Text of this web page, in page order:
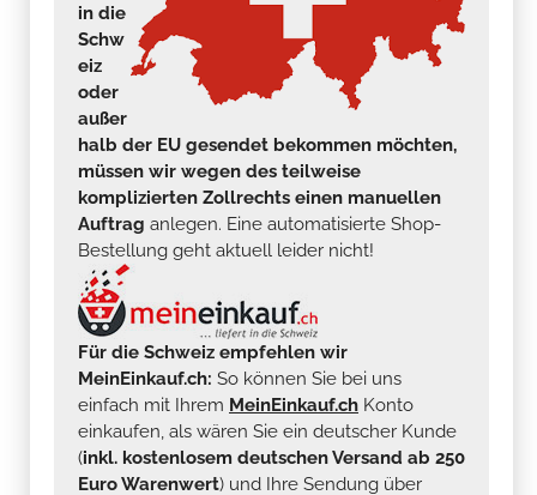
in die
Schw
eiz
oder
außer
halb der EU gesendet bekommen möchten,
müssen wir wegen des teilweise
komplizierten Zollrechts einen manuellen
Auftrag anlegen. Eine automatisierte Shop-
Bestellung geht aktuell leider nicht!
Für die Schweiz empfehlen wir
MeinEinkauf.ch: So können Sie bei uns
einfach mit Ihrem MeinEinkauf.ch Konto
einkaufen, als wären Sie ein deutscher Kunde
(inkl. kostenlosem deutschen Versand ab 250
Euro Warenwert) und Ihre Sendung über